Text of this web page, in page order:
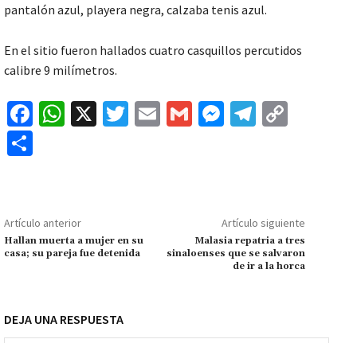
pantalón azul, playera negra, calzaba tenis azul.
En el sitio fueron hallados cuatro casquillos percutidos
calibre 9 milímetros.
Fa
o
k
W
p
p
X
T
E
G
M
ge
r
Te
m Li
n
k
p
ar
Artículo anterior
Hallan muerta a mujer en su
casa; su pareja fue detenida
Artículo siguiente
Malasia repatria a tres
sinaloenses que se salvaron
de ir a la horca
DEJA UNA RESPUESTA